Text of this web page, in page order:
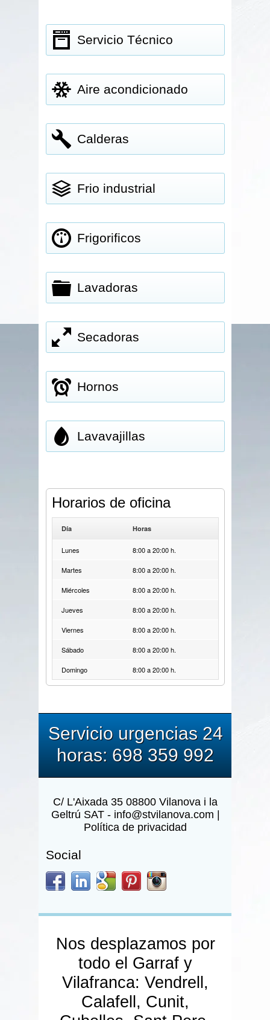
Servicio Técnico
Aire acondicionado
Calderas
Frio industrial
Frigorificos
Lavadoras
Secadoras
Hornos
Lavavajillas
Horarios de oficina
Día Horas
Lunes 8:00 a 20:00 h.
Martes 8:00 a 20:00 h.
Miércoles 8:00 a 20:00 h.
Jueves 8:00 a 20:00 h.
Viernes 8:00 a 20:00 h.
Sábado 8:00 a 20:00 h.
Domingo 8:00 a 20:00 h.
Servicio urgencias 24
horas: 698 359 992
C/ L'Aixada 35 08800 Vilanova i la
Geltrú SAT - info@stvilanova.com |
Política de privacidad
Social
Nos desplazamos por
todo el Garraf y
Vilafranca: Vendrell,
Calafell, Cunit,